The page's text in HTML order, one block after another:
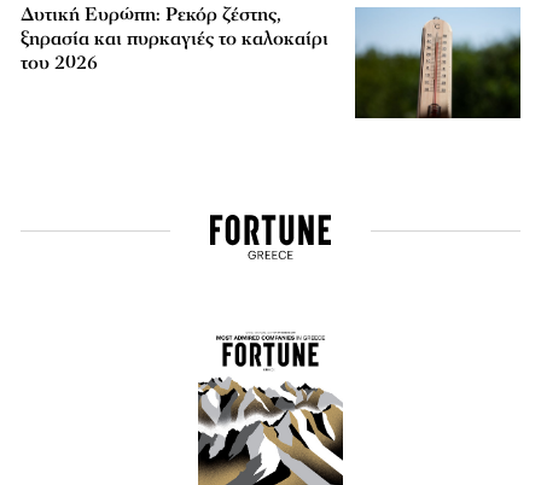
Δυτική Ευρώπη: Ρεκόρ ζέστης,
ξηρασία και πυρκαγιές το καλοκαίρι
του 2026